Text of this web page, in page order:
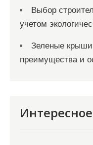
Выбор
учетом
Зеленые
преимущества и